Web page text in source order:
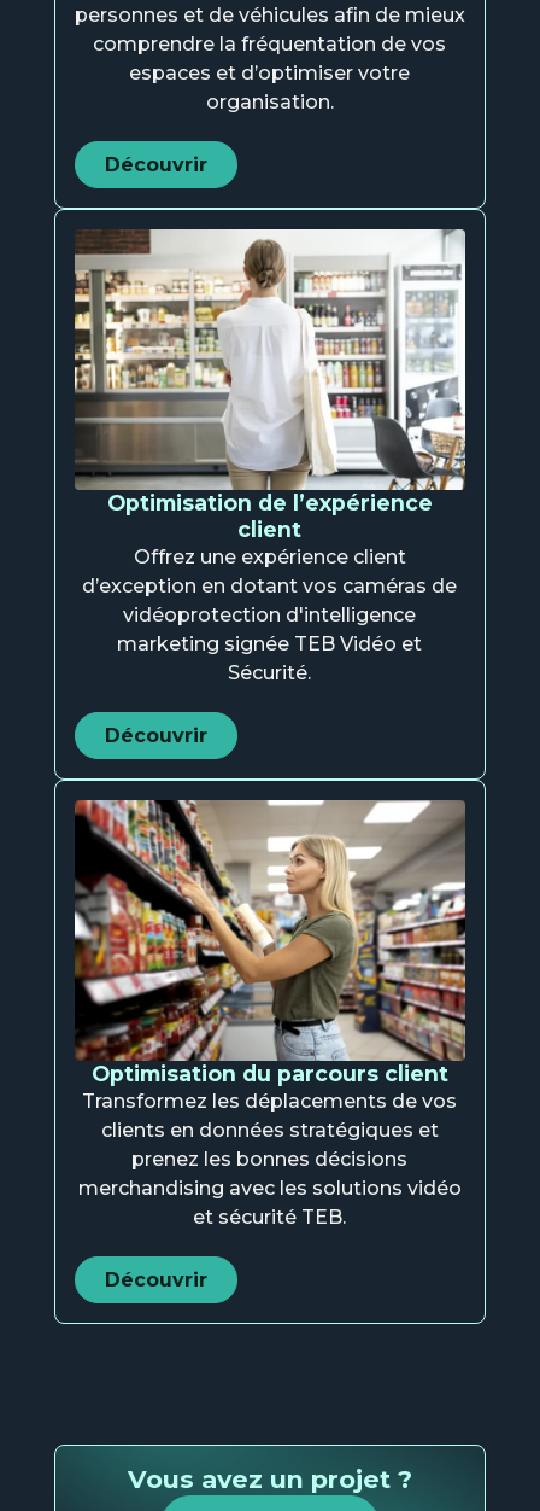
personnes et de véhicules afin de mieux
comprendre la fréquentation de vos
espaces et d’optimiser votre
organisation.
Découvrir
Optimisation de l’expérience
client
Offrez une expérience client
d’exception en dotant vos caméras de
vidéoprotection d'intelligence
marketing signée TEB Vidéo et
Sécurité.
Découvrir
Optimisation du parcours client
Transformez les déplacements de vos
clients en données stratégiques et
prenez les bonnes décisions
merchandising avec les solutions vidéo
et sécurité TEB.
Découvrir
Vous avez un projet ?